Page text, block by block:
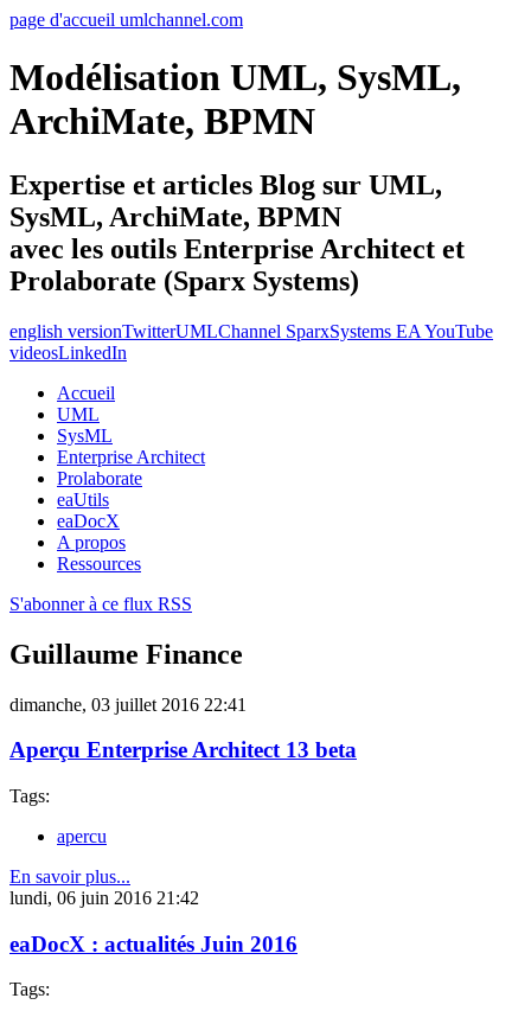
page d'accueil umlchannel.com
Modélisation UML, SysML,
ArchiMate, BPMN
Expertise et articles Blog sur UML,
SysML, ArchiMate, BPMN
avec les outils Enterprise Architect et
Prolaborate (Sparx Systems)
english versionTwitterUMLChannel SparxSystems EA YouTube
videosLinkedIn
Accueil
UML
SysML
Enterprise Architect
Prolaborate
eaUtils
eaDocX
A propos
Ressources
S'abonner à ce flux RSS
Guillaume Finance
dimanche, 03 juillet 2016 22:41
Aperçu Enterprise Architect 13 beta
Tags:
apercu
En savoir plus...
lundi, 06 juin 2016 21:42
eaDocX : actualités Juin 2016
Tags: